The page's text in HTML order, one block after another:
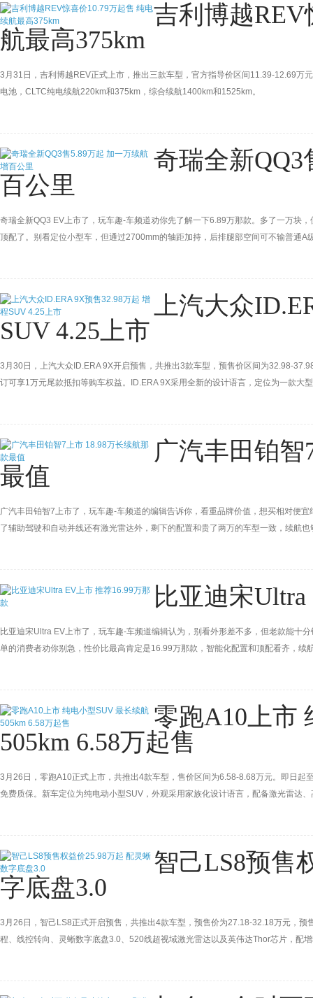
吉利博越REV
航最高375km
3月31日，吉利博越REV正式上市，推出三款车型，官方指导价区间11.39-12.69万
电池，CLTC纯电续航220km和375km，综合续航1400km和1525km。
奇瑞全新QQ3
百公里
奇瑞全新QQ3 EV上市了，玩车趣-车频道劝你先了解一下6.89万那款。多了一万块
顶配了。别看定位小型车，但通过2700mm的轴距加持，后排腿部空间可不输普通A
上汽大众
SUV 4.25上市
3月30日，上汽大众ID.ERA 9X开启预售，共推出3款车型，预售价区间为32.98-
订可享1万元尾款抵扣等购车权益。ID.ERA 9X采用全新的设计语言，定位为一款
广汽丰田铂智
最值
广汽丰田铂智7上市了，玩车趣-车频道的编辑告诉你，看重品牌价值，想买相对便
了辅助驾驶和自动并线还有激光雷达外，剩下的配置和贵了两万的车型一致，续航
比亚迪宋
比亚迪宋Ultra EV上市了，玩车趣-车频道编辑认为，别看外形差不多，但老款能十
单的消费者劝你别急，性价比最高肯定是16.99万那款，智能化配置和顶配看齐，
零跑A10上市
505km 6.58万起售
3月26日，零跑A10正式上市，共推出4款车型，售价区间为6.58-8.68万元。即日
免费质保。新车定位为纯电动小型SUV，外观采用家族化设计语言，配备激光雷达
智己LS8预售
字底盘3.0
3月26日，智己LS8正式开启预售，共推出4款车型，预售价为27.18-32.18万元，
程、线控转向、灵蜥数字底盘3.0、520线超视域激光雷达以及英伟达Thor芯片，配